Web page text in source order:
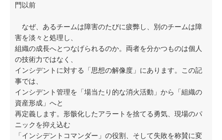
門以前
なぜ、あるチームは障害のたびに疲弊し、別のチームは障
害を淡々と処理し、
組織の成長へとつなげられるのか。両者を分かつものは個人
の技術力ではなく、
インシデントに対する「思想の解像度」にあります。この記
事では、
インシデント管理を「場当たり的な消火活動」から「組織の
資産形成」へと
再定義します。形骸化したアラートを捨てる勇気、現場のパ
ニックを抑え込む
「インシデントコマンダー」の役割、そして失敗を称賛に変